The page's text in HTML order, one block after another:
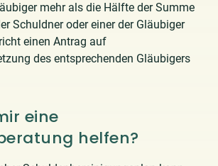
mehr als die Hälfte der Summe
Schuldner oder einer der Gläubiger
einen Antrag auf
des entsprechenden Gläubigers
eine
helfen?